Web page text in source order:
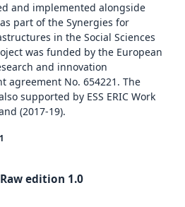
and implemented alongside
as part of the Synergies for
in the Social Sciences
was funded by the European
and innovation
agreement No. 654221. The
supported by ESS ERIC Work
(2017-19).
1
edition 1.0